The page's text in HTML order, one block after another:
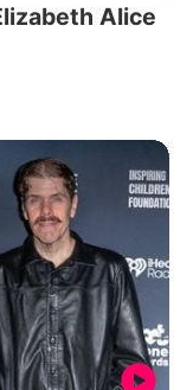
Alice